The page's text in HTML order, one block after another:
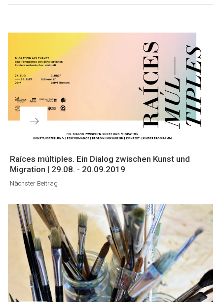
Nächster
Beitrag
Raíces múltiples. Ein Dialog zwischen Kunst und
Migration | 29.08. - 20.09.2019
Nächster Beitrag